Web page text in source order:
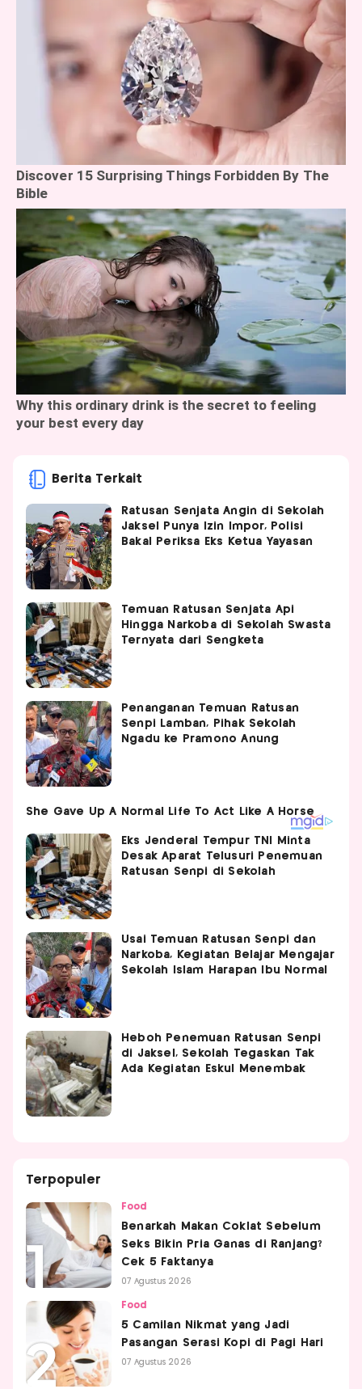
Berita Terkait
Ratusan Senjata Angin di Sekolah
Jaksel Punya Izin Impor, Polisi
Bakal Periksa Eks Ketua Yayasan
Temuan Ratusan Senjata Api
Hingga Narkoba di Sekolah Swasta
Ternyata dari Sengketa
Penanganan Temuan Ratusan
Senpi Lamban, Pihak Sekolah
Ngadu ke Pramono Anung
Eks Jenderal Tempur TNI Minta
Desak Aparat Telusuri Penemuan
Ratusan Senpi di Sekolah
Usai Temuan Ratusan Senpi dan
Narkoba, Kegiatan Belajar Mengajar
Sekolah Islam Harapan Ibu Normal
Heboh Penemuan Ratusan Senpi
di Jaksel, Sekolah Tegaskan Tak
Ada Kegiatan Eskul Menembak
Terpopuler
Food
Benarkah Makan Coklat Sebelum
Seks Bikin Pria Ganas di Ranjang?
Cek 5 Faktanya
07 Agustus 2026
Food
5 Camilan Nikmat yang Jadi
Pasangan Serasi Kopi di Pagi Hari
07 Agustus 2026